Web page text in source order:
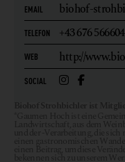
EMAIL biohof-
TELEFON +43 676
WEB http://
SOCIAL